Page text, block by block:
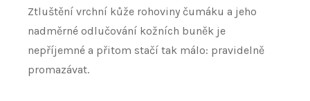
Ztluštění vrchní kůže rohoviny čumáku a jeho
nadměrné odlučování kožních buněk je
nepříjemné a přitom stačí tak málo: pravidelně
promazávat.